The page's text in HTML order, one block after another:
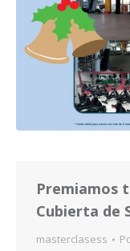
Premiamos
Cubierta de
masterclasess